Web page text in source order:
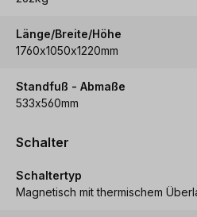
Länge/Breite/Höhe
1760x1050x1220mm
Standfuß - Abmaße
533x560mm
Schalter
Schaltertyp
Magnetisch mit thermischem